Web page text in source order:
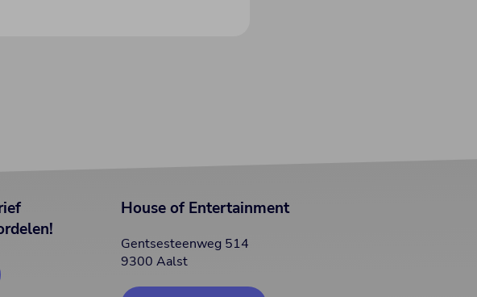
House of Entertainment
Gentsesteenweg 514
9300 Aalst